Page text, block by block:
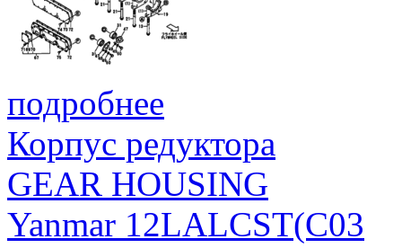
подробнее
Корпус редуктора
GEAR HOUSING
Yanmar 12LALCST(C03